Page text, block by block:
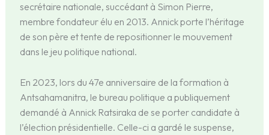
secrétaire nationale, succédant à Simon Pierre,
membre fondateur élu en 2013. Annick porte l’héritage
de son père et tente de repositionner le mouvement
dans le jeu politique national.
En 2023, lors du 47e anniversaire de la formation à
Antsahamanitra, le bureau politique a publiquement
demandé à Annick Ratsiraka de se porter candidate à
l’élection présidentielle. Celle-ci a gardé le suspense,